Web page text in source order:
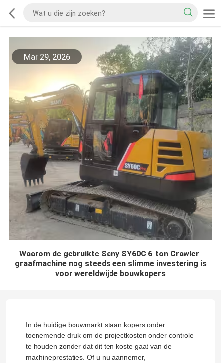
Mar 29, 2026
Waarom de gebruikte Sany SY60C 6-ton Crawler-
graafmachine nog steeds een slimme investering is
voor wereldwijde bouwkopers
In de huidige bouwmarkt staan ​​kopers onder
toenemende druk om de projectkosten onder controle
te houden zonder dat dit ten koste gaat van de
machineprestaties. Of u nu aannemer,